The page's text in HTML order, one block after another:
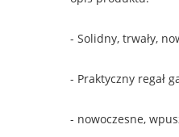
- Solidny, trwały,
- Praktyczny regał
- nowoczesne,